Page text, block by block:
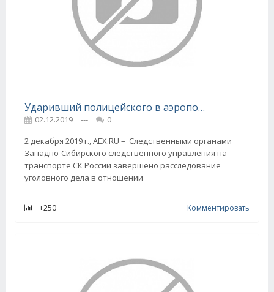
Ударивший полицейского в аэропорту «Толмачево» дебошир предстанет перед судом
02.12.2019 ---
0
2 декабря 2019 г., AEX.RU – Следственными органами
Западно-Сибирского следственного управления на
транспорте СК России завершено расследование
уголовного дела в отношении
+250 Комментировать